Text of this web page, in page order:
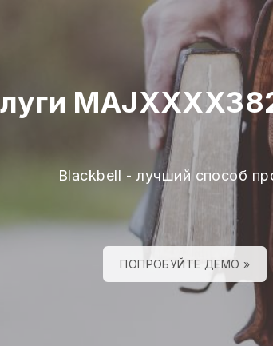
Blackbell - лучший способ
ПОПРОБУЙТЕ ДЕМО »